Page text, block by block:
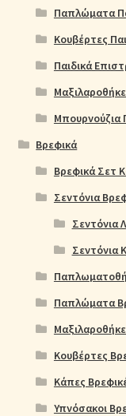
Παπλώματα
Κουβέρτες
Παιδικά
Μπουρνούζια
Βρεφικά
Βρεφικά Σετ
Σεντόνια
Σεντόνια
Σεντόνια
Παπλώματα
Κουβέρτες
Κάπες
Υπνόσακοι